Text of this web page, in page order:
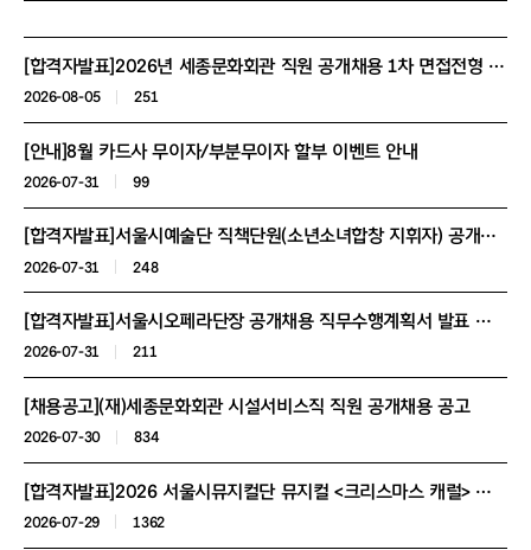
[합격자발표]2026년 세종문화회관 직원 공개채용 1차 면접전형 합격자 발표 및 2차 면접전형 안내
2026-08-05 251
[안내]8월 카드사 무이자/부분무이자 할부 이벤트 안내
2026-07-31 99
[합격자발표]서울시예술단 직책단원(소년소녀합창 지휘자) 공개채용 실무면접 합격자 공고
2026-07-31 248
[합격자발표]서울시오페라단장 공개채용 직무수행계획서 발표 및 1차 면접심사 합격자 공고
2026-07-31 211
[채용공고](재)세종문화회관 시설서비스직 직원 공개채용 공고
2026-07-30 834
[합격자발표]2026 서울시뮤지컬단 뮤지컬 <크리스마스 캐럴> 아역 오디션 서류합격자 발표 및 오디션 진행 안내
2026-07-29 1362